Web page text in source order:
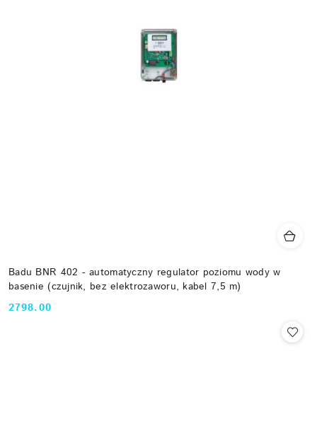
Badu BNR 402 - automatyczny regulator poziomu wody w
basenie (czujnik, bez elektrozaworu, kabel 7,5 m)
Cena:
2798.00